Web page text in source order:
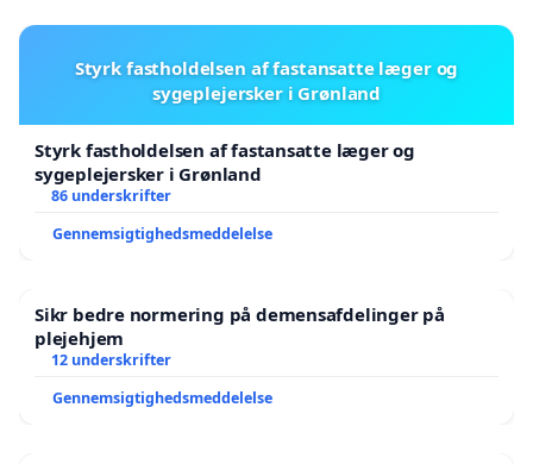
Styrk fastholdelsen af fastansatte læger og
sygeplejersker i Grønland
Styrk fastholdelsen af fastansatte læger og
sygeplejersker i Grønland
86 underskrifter
Gennemsigtighedsmeddelelse
Sikr bedre normering på demensafdelinger på
plejehjem
12 underskrifter
Gennemsigtighedsmeddelelse